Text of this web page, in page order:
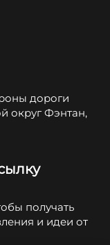
дороги
округ Фэнтан,
получать
и идеи от